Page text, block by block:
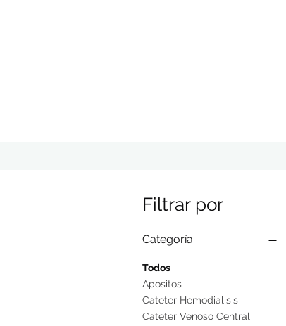
Filtrar por
Categoría
Todos
Apositos
Cateter Hemodialisis
Cateter Venoso Central